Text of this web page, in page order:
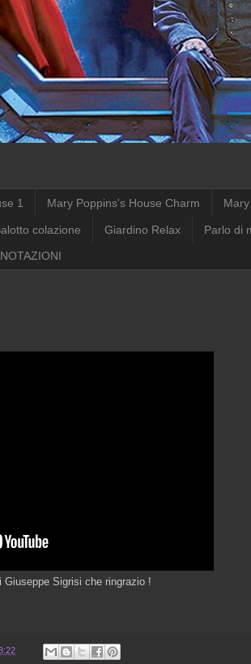
1 Mary Poppins's House Charm
colazione Giardino Relax Parlo di
Sigrisi che ringrazio !